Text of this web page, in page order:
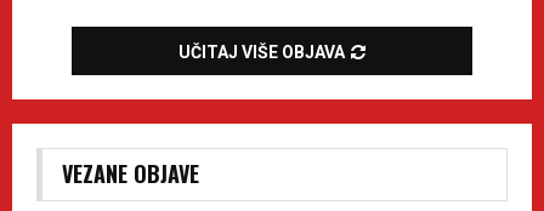
UČITAJ VIŠE OBJAVA
VEZANE OBJAVE